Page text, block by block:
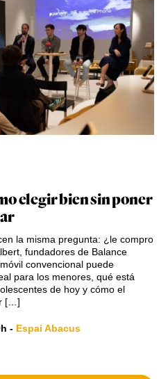
elegir bien sin poner
la misma pregunta: ¿le compro
fundadores de Balance
convencional puede
para los menores, qué está
de hoy y cómo el
[…]
- Espai Abacus